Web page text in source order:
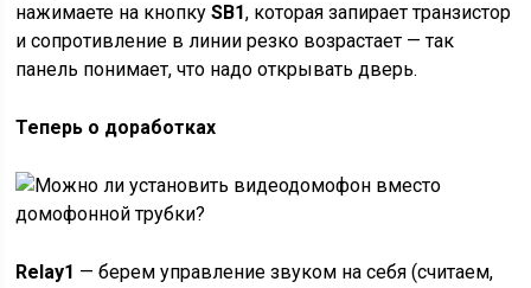
нажимаете на кнопкуSB1, которая запирает транзистор
и сопротивление в линии резко возрастает — так
панель понимает, что надо открывать дверь.
Теперь о доработках
Relay1 — берем управление звуком на себя (считаем,